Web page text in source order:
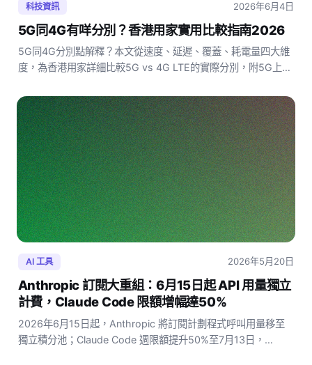
科技資訊 2026年6月4日
5G同4G有咩分別？香港用家實用比較指南2026
5G同4G分別點解釋？本文從速度、延遲、覆蓋、耗電量四大維
度，為香港用家詳細比較5G vs 4G LTE的實際分別，附5G上台
AI 工具 2026年5月20日
Anthropic 訂閱大重組：6月15日起 API 用量獨立
計費，Claude Code 限額增幅達50%
2026年6月15日起，Anthropic 將訂閱計劃程式呼叫用量移至
獨立積分池；Claude Code 週限額提升50%至7月13日，